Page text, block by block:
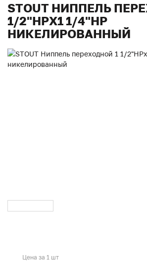
STOUT НИППЕЛЬ
1/2"НРX1 1/4"НР
НИКЕЛИРОВАННЫЙ
Цена за 1 шт